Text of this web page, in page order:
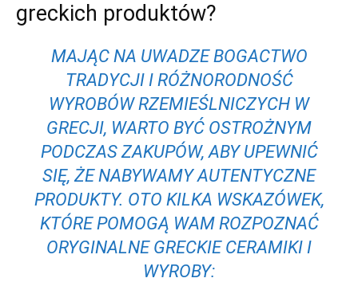
greckich ‌produktów?
MAJĄC NA UWADZE BOGACTWO
TRADYCJI I ⁤RÓŻNORODNOŚĆ
WYROBÓW⁢ RZEMIEŚLNICZYCH W
GRECJI, WARTO BYĆ OSTROŻNYM
PODCZAS⁢ ZAKUPÓW, ABY UPEWNIĆ
SIĘ, ⁤ŻE ⁣NABYWAMY AUTENTYCZNE
PRODUKTY.‍ OTO ‍KILKA WSKAZÓWEK,⁣
KTÓRE POMOGĄ WAM ROZPOZNAĆ
ORYGINALNE GRECKIE CERAMIKI I
WYROBY: